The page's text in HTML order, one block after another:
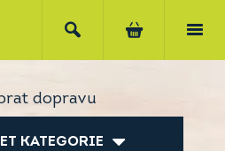
dopravu
KATEGORIE